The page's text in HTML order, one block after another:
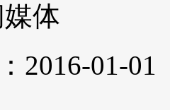
媒体
2016-01-01